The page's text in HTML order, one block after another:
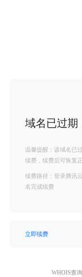
域名已过期
温馨提醒：该域名已
续费，续费后可恢复
续费路径：登录腾讯
名完成续费
立即续费
WHOIS查询